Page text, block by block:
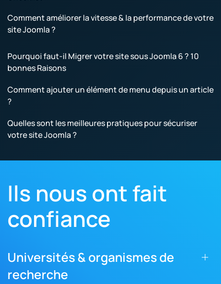
Comment améliorer la vitesse & la performance de votre
site Joomla ?
Pourquoi faut-il Migrer votre site sous Joomla 6 ? 10
bonnes Raisons
Comment ajouter un élément de menu depuis un article
?
Quelles sont les meilleures pratiques pour sécuriser
votre site Joomla ?
Ils nous ont fait
confiance
Universités & organismes de
recherche